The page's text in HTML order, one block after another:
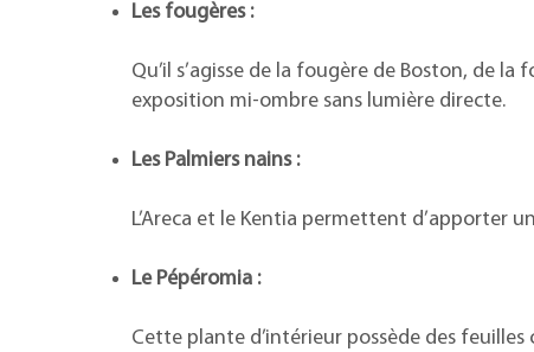
Les fougères :
Qu’il s’agisse de la fougère de Boston, de
exposition mi-ombre sans lumière directe.
Les Palmiers nains :
L’Areca et le Kentia permettent d’apporter
Le Pépéromia :
Cette plante d’intérieur possède des